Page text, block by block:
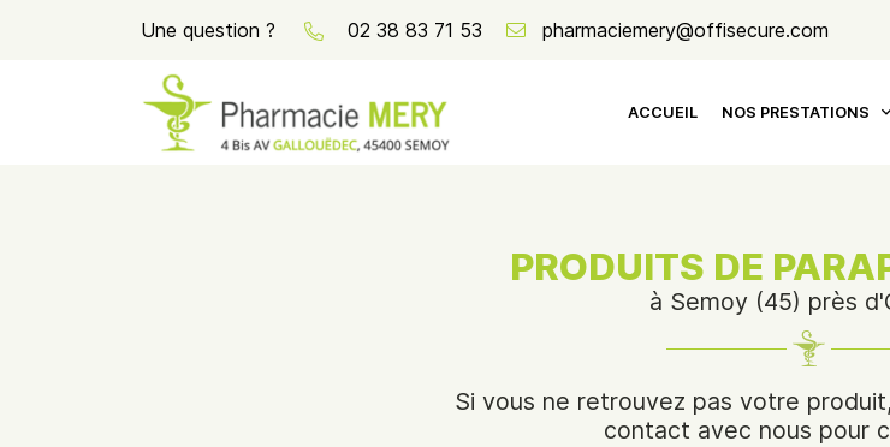
Une question ? 02 38 83 71 53
ACCUEIL NOS PRESTATIONS
4 Bis Avenue Louis Gallouedec
PRODUITS DE
à Semoy (45) près
Si vous ne retrouvez pas votre
contact avec nous pour